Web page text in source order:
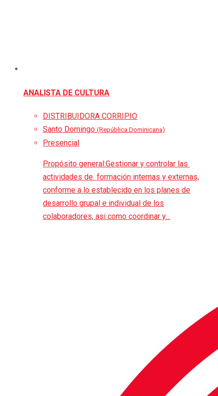
ANALISTA DE CULTURA
DISTRIBUIDORA CORRIPIO
Santo Domingo (República Dominicana)
Presencial
Propósito general:Gestionar y controlar las
actividades de formación internas y externas,
conforme a lo establecido en los planes de
desarrollo grupal e individual de los
colaboradores, asi como coordinar y…